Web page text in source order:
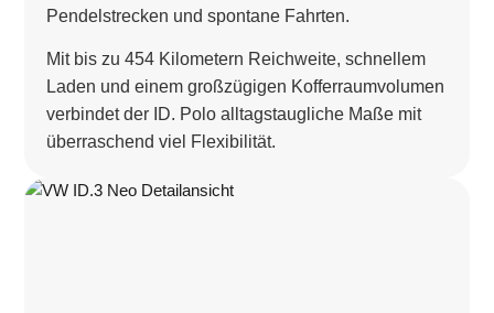
Pendelstrecken und spontane Fahrten.
Mit bis zu 454 Kilometern Reichweite, schnellem
Laden und einem großzügigen Kofferraumvolumen
verbindet der ID. Polo alltagstaugliche Maße mit
überraschend viel Flexibilität.